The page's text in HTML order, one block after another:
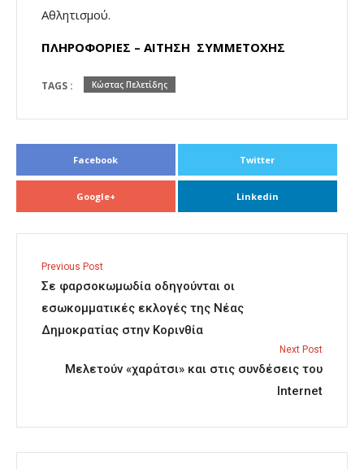
Αθλητισμού.
ΠΛΗΡΟΦΟΡΙΕΣ – ΑΙΤΗΣΗ ΣΥΜΜΕΤΟΧΗΣ
TAGS : Κώστας Πελετίδης
Facebook Twitter
Google+ Linkedin
Previous Post
Σε φαρσοκωμωδία οδηγούνται οι
εσωκομματικές εκλογές της Νέας
Δημοκρατίας στην Κορινθία
Next Post
Μελετούν «χαράτσι» και στις συνδέσεις του
Internet